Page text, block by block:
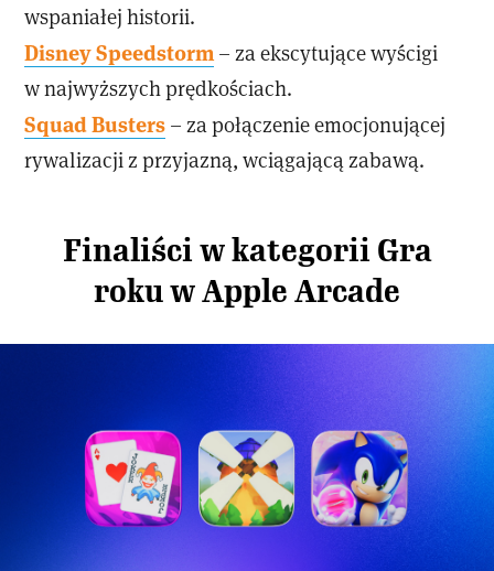
wspaniałej historii.
Disney Speedstorm – za ekscytujące wyścigi
w najwyższych prędkościach.
Squad Busters – za połączenie emocjonującej
rywalizacji z przyjazną, wciągającą zabawą.
Finaliści w kategorii Gra
roku w Apple Arcade